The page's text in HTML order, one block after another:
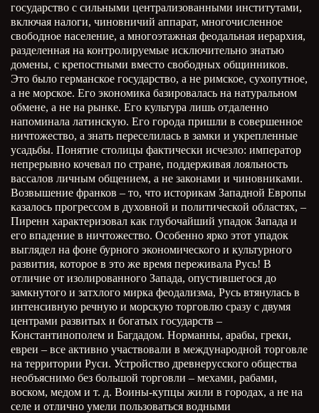
государство с сильными централизованными институтами,
включая налоги, чиновничий аппарат, многочисленное
свободное население, а многоэтажная феодальная иерархия,
разделенная на контролируемые исключительно знатью
домены, с крепостными вместо свободных общинников.
Это было германское государство, а не римское, сухопутное,
а не морское. Его экономика базировалась на натуральном
обмене, а не на рынке. Его культура лишь отдаленно
напоминала латинскую. Его города пришли в совершенное
ничтожество, а знать переселилась в замки и укрепленные
усадьбы. Понятие столицы фактически исчезло: император
непрерывно кочевал по стране, поддерживая лояльность
вассалов личным общением, а не законами и чиновниками.
Возвышение франков – то, что историкам Западной Европы
казалось прогрессом в духовной и политической областях, –
Пиренн характеризовал как глубочайший упадок Запада и
его впадение в ничтожество. Особенно ярко этот упадок
выглядел на фоне бурного экономического и культурного
развития, которое в это же время переживала Русь! В
отличие от изолированного Запада, опустившегося до
замкнутого и затхлого мирка феодализма, Русь втянулась в
интенсивную речную и морскую торговлю сразу с двумя
центрами развитых и богатых государств –
Константинополем и Багдадом. Норманны, арабы, греки,
евреи – все активно участвовали в международной торговле
на территории Руси. Устройство древнерусского общества
необъяснимо без большой торговли – мехами, рабами,
воском, медом и т. д. Воины-купцы жили в городах, а не на
селе и отлично умели пользоваться водными